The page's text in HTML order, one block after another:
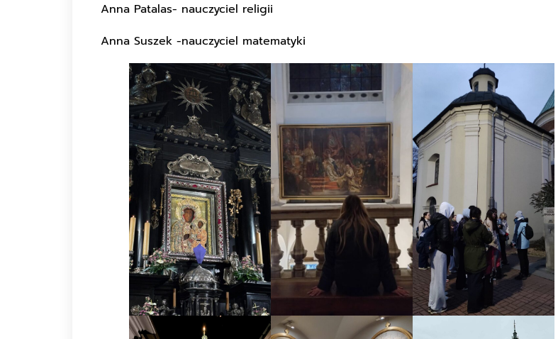
Anna Patalas- nauczyciel religii
Anna Suszek -nauczyciel matematyki